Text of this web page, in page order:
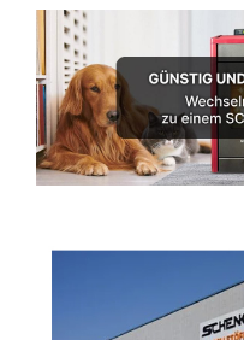
WARENKORB
PRODUCTS
SEARCH